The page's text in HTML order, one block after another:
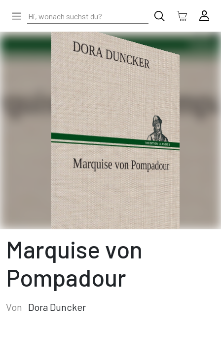
Marquise von
Pompadour
Von Dora Duncker